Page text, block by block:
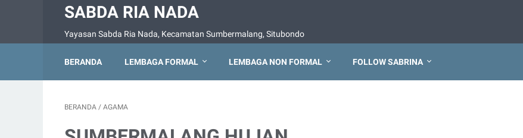
SABDA RIA NADA
Yayasan Sabda Ria Nada, Kecamatan Sumbermalang, Situbondo
BERANDA LEMBAGA FORMAL LEMBAGA NON FORMAL FOLLOW SABRINA
BERANDA / AGAMA